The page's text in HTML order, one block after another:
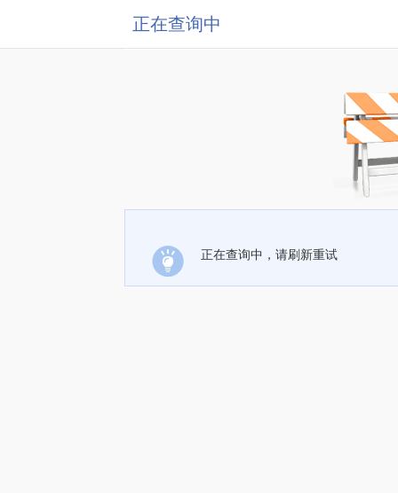
正在查询中
正在查询中，请刷新重试